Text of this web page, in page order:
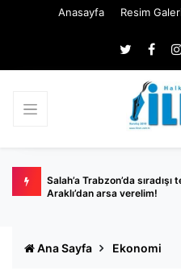
Anasayfa Resim
Salah’a Trabzon’da sıradışı
Araklı’dan arsa verelim!
Ana Sayfa Ekonomi